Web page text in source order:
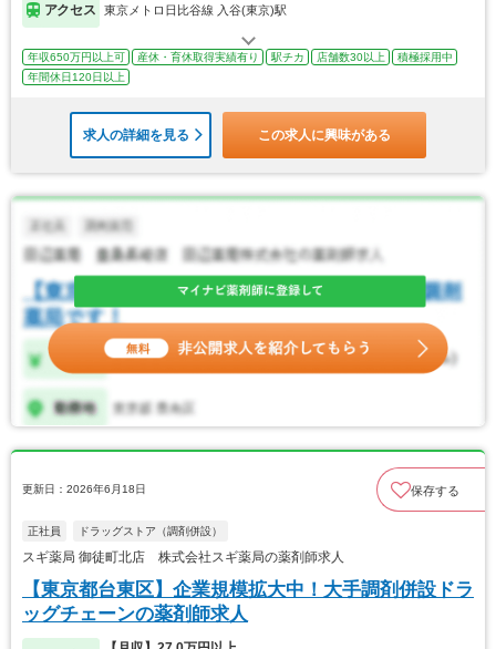
アクセス 東京メトロ日比谷線 入谷(東京)駅
年収650万円以上可 産休・育休取得実績有り 駅チカ 店舗数30以上
積極採用中
年間休日120日以上
求人の詳細を見る この求人に興味がある
更新日：2026年6月18日 保存する
正社員 ドラッグストア（調剤併設）
スギ薬局 御徒町北店 株式会社スギ薬局の薬剤師求人
【東京都台東区】企業規模拡大中！大手調剤併設ドラ
ッグチェーンの薬剤師求人